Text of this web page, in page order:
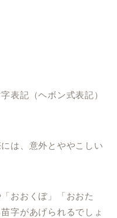
表記（ヘボン式表記）
は、意外とややこしい
おおくぼ」「おおた
字があげられるでしょ